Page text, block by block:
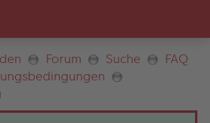
Forum Suche
FAQ